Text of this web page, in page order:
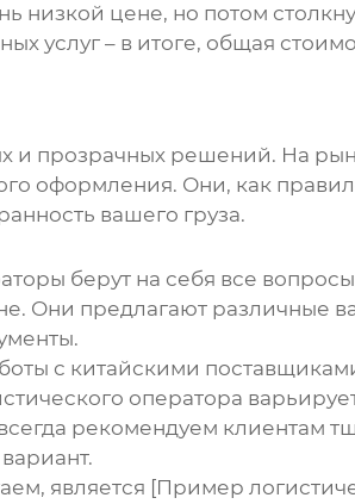
низкой цене, но потом
услуг – в итоге, общая
и прозрачных решений. На
оформления. Они, как
вашего груза.
берут на себя все
Они предлагают различные
с китайскими
оператора
рекомендуем клиентам
является [Пример